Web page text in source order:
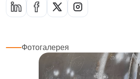
Фотогалерея